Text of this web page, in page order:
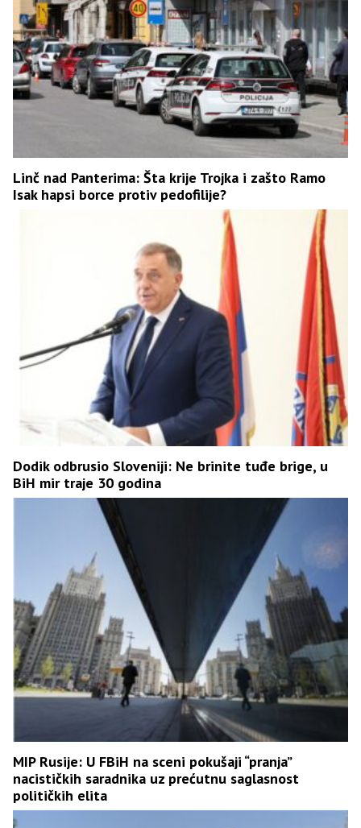
Linč nad Panterima: Šta krije Trojka i zašto Ramo
Isak hapsi borce protiv pedofilije?
Dodik odbrusio Sloveniji: Ne brinite tuđe brige, u
BiH mir traje 30 godina
MIP Rusije: U FBiH na sceni pokušaji “pranja”
nacističkih saradnika uz prećutnu saglasnost
političkih elita